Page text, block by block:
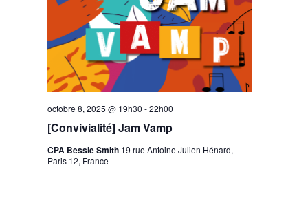
[Convivialité] Jam Vamp
octobre 8, 2025 @ 19h30 -22h00
CPA Bessie Smith 19 rue Antoine Julien Hénard,
Paris 12, France